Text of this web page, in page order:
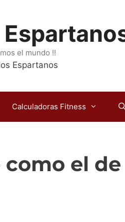
el mundo !!
Calculadoras Fitness
el de